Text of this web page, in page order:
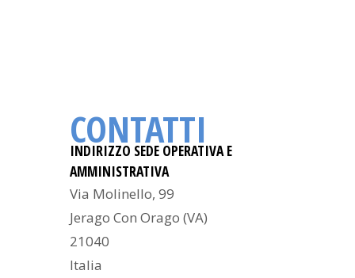
CONTATTI
INDIRIZZO SEDE OPERATIVA E
AMMINISTRATIVA
Via Molinello, 99
Jerago Con Orago (VA)
21040
Italia